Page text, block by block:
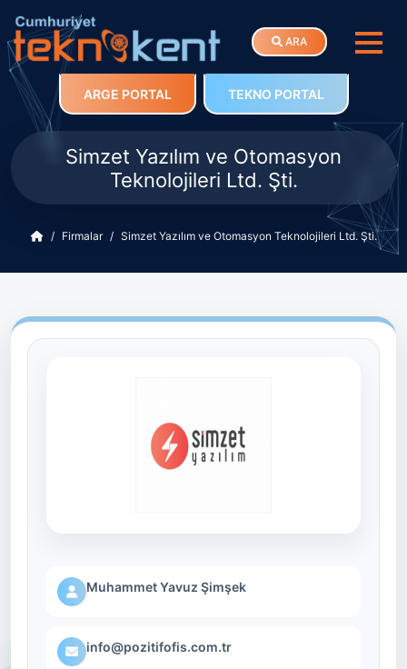
ARA
ARGE PORTAL TEKNO PORTAL
Simzet Yazılım ve Otomasyon
Teknolojileri Ltd. Şti.
Firmalar Simzet Yazılım ve Otomasyon Teknolojileri Ltd. Şti.
Muhammet Yavuz Şimşek
info@pozitifofis.com.tr